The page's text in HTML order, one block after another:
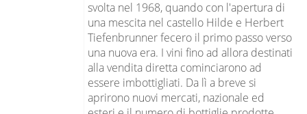
svolta nel 1968, quando con l'apertura di
una mescita nel castello Hilde e Herbert
Tiefenbrunner fecero il primo passo verso
una nuova era. I vini fino ad allora destinati
alla vendita diretta cominciarono ad
essere imbottigliati. Da lì a breve si
aprirono nuovi mercati, nazionale ed